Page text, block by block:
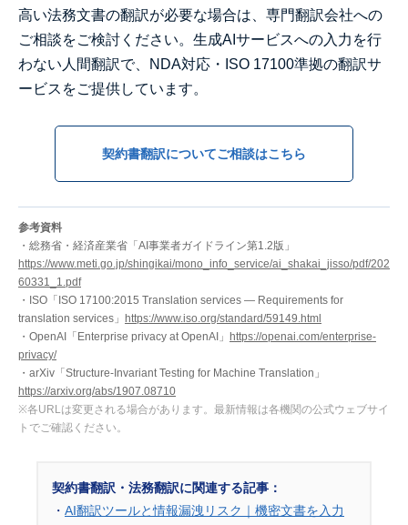
高い法務文書の翻訳が必要な場合は、専門翻訳会社への
ご相談をご検討ください。生成AIサービスへの入力を行
わない人間翻訳で、NDA対応・ISO 17100準拠の翻訳サ
ービスをご提供しています。
契約書翻訳についてご相談はこちら
参考資料
・総務省・経済産業省「AI事業者ガイドライン第1.2版」
https://www.meti.go.jp/shingikai/mono_info_service/ai_shakai_jisso/pdf/202
60331_1.pdf
・ISO「ISO 17100:2015 Translation services — Requirements for
translation services」
https://www.iso.org/standard/59149.html
・OpenAI「Enterprise privacy at OpenAI」
https://openai.com/enterprise-
privacy/
・arXiv「Structure-Invariant Testing for Machine Translation」
https://arxiv.org/abs/1907.08710
※各URLは変更される場合があります。最新情報は各機関の公式ウェブサイ
トでご確認ください。
契約書翻訳・法務翻訳に関連する記事：
・ AI翻訳ツールと情報漏洩リスク｜機密文書を入力